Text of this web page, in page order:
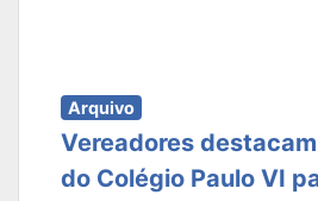
Arquivo
Vereadores
do Colégio Paulo VI